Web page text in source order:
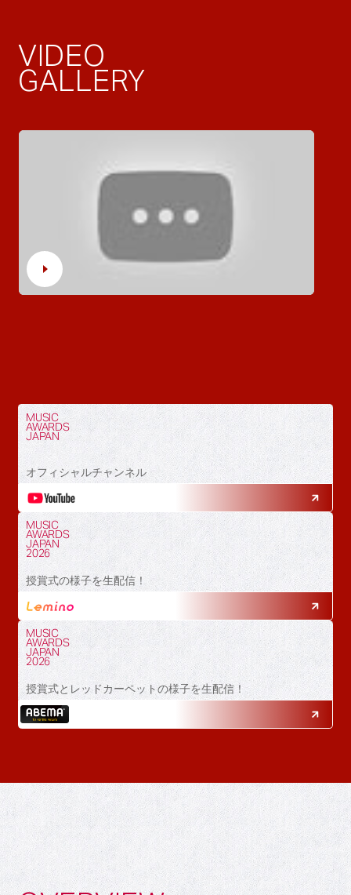
VIDEO
GALLERY
MUSIC
AWARDS
JAPAN
オフィシャルチャンネル
MUSIC
AWARDS
JAPAN
2026
授賞式の様子を生配信！
MUSIC
AWARDS
JAPAN
2026
授賞式とレッドカーペットの様子を生配信！